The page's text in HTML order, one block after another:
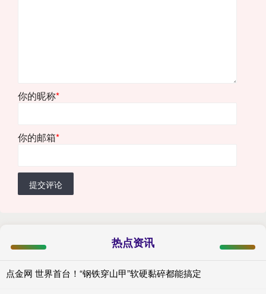
你的昵称*
你的邮箱*
提交评论
热点资讯
点金网 世界首台！“钢铁穿山甲”软硬黏碎都能搞定